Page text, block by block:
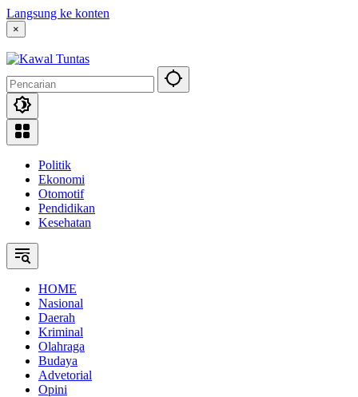
Langsung ke konten
×
Politik
Ekonomi
Otomotif
Pendidikan
Kesehatan
HOME
Nasional
Daerah
Kriminal
Olahraga
Budaya
Advetorial
Opini